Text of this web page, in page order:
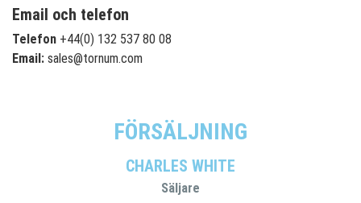
Email och telefon
Telefon +44(0) 132 537 80 08
Email: sales@tornum.com
FÖRSÄLJNING
CHARLES WHITE
Säljare